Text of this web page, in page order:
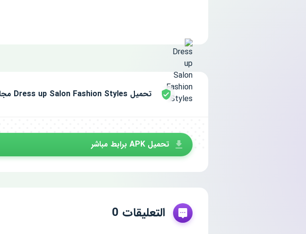
تحميل Dress up Salon Fashion Styles مجانا للاندرويد
تحميل APK برابط مباشر
التعليقات 0